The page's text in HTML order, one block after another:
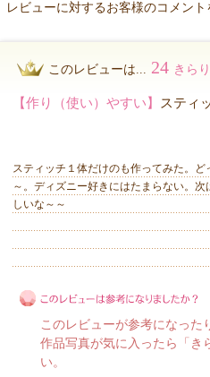
レビューに対するお客様のコメント
このレビューは... 24 きら
【作り（使い）やすい】 スティ
スティッチ１体だけのも作ってみた。ど
～。ディズニー好きにはたまらない。次
しいな～～
このレビューが参考になった
作品写真が気に入ったら「き
い。